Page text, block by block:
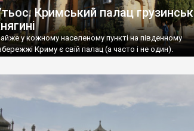
Кримський палац
у кожному населеному пункті на південному
Криму є свій палац (а часто і не один).